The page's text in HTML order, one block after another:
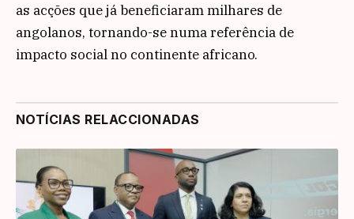
as acções que já beneficiaram milhares de
angolanos, tornando-se numa referência de
impacto social no continente africano.
NOTÍCIAS RELACCIONADAS